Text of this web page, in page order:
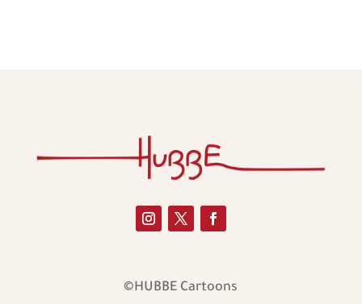
©HUBBE Cartoons